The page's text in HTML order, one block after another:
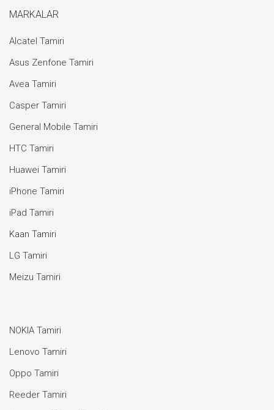
MARKALAR
Alcatel Tamiri
Asus Zenfone Tamiri
Avea Tamiri
Casper Tamiri
General Mobile Tamiri
HTC Tamiri
Huawei Tamiri
iPhone Tamiri
iPad Tamiri
Kaan Tamiri
LG Tamiri
Meizu Tamiri
NOKIA Tamiri
Lenovo Tamiri
Oppo Tamiri
Reeder Tamiri